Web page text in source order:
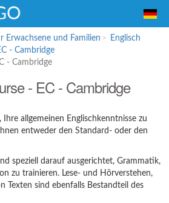
und
Erwachsene und Familien
Englisch
- Cambridge
- Cambridge
- EC - Cambridge
allgemeinen Englischkenntnisse zu
entweder den Standard- oder den
speziell darauf ausgerichtet, Grammatik,
zu trainieren. Lese- und Hörverstehen,
Texten sind ebenfalls Bestandteil des